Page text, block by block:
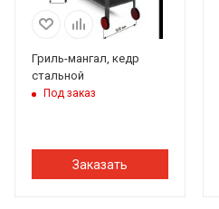
Гриль-мангал, кедр
стальной
Под заказ
Заказать